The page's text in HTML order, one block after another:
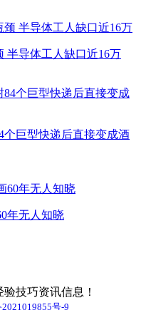
半导体工人缺口近16万
个巨型快递后直接变成酒
年无人知晓
技巧资讯信息！
号-9